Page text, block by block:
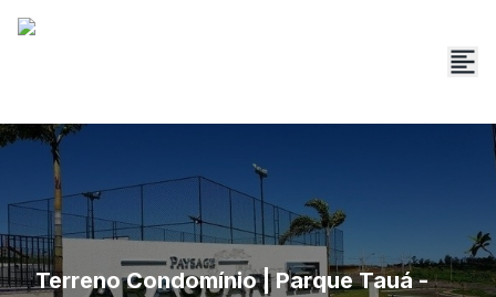
Terreno Condomínio | Parque Tauá -